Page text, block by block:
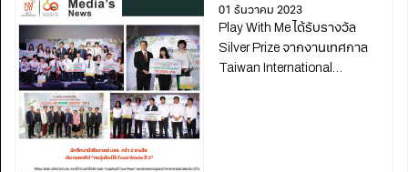
01 ธันวาคม 2023
Play With Me ได้รับรางวัล
Silver Prize จากงานเทศกาล
Taiwan International